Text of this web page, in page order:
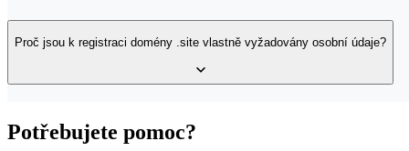
Doména s koncovkou .site může obsahovat maximálně 63 znaků
Proč jsou k registraci domény .site vlastně vyžadovány osobní údaje?
Doména .site je praktická generická doména. V případě těchto
Potřebujete pomoc?